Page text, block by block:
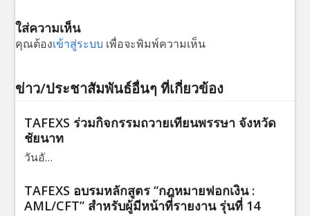
ใส่ความเห็น
คุณต้องเข้าสู่ระบบ เพื่อจะพิมพ์ความเห็น
ข่าว/ประชาสัมพันธ์อื่นๆ ที่เกี่ยวข้อง
TAFEXS ร่วมกิจกรรมถวายเทียนพรรษา จังหวัด
ชัยนาท
วันอั…
TAFEXS อบรมหลักสูตร “กฎหมายฟอกเงิน :
AML/CFT” สำหรับผู้มีหน้าที่รายงาน รุ่นที่ 14